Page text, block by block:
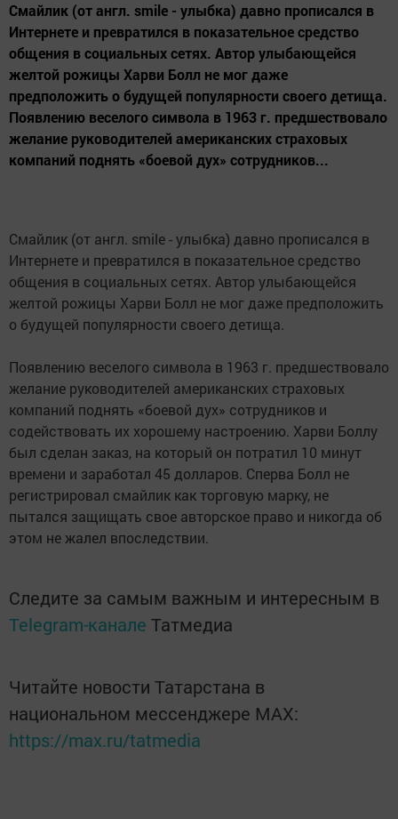
Смайлик (от англ. smile - улыбка) давно прописался в
Интернете и превратился в показательное средство
общения в социальных сетях. Автор улыбающейся
желтой рожицы Харви Болл не мог даже
предположить о будущей популярности своего детища.
Появлению веселого символа в 1963 г. предшествовало
желание руководителей американских страховых
компаний поднять «боевой дух» сотрудников...
Смайлик (от англ. smile - улыбка) давно прописался в
Интернете и превратился в показательное средство
общения в социальных сетях. Автор улыбающейся
желтой рожицы Харви Болл не мог даже предположить
о будущей популярности своего детища.
Появлению веселого символа в 1963 г. предшествовало
желание руководителей американских страховых
компаний поднять «боевой дух» сотрудников и
содействовать их хорошему настроению. Харви Боллу
был сделан заказ, на который он потратил 10 минут
времени и заработал 45 долларов. Сперва Болл не
регистрировал смайлик как торговую марку, не
пытался защищать свое авторское право и никогда об
этом не жалел впоследствии.
Следите за самым важным и интересным в
Telegram-канале Татмедиа
Читайте новости Татарстана в
национальном мессенджере MАХ:
https://max.ru/tatmedia